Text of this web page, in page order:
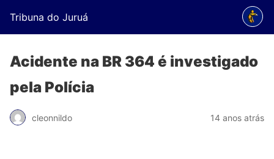
Tribuna do Juruá
Acidente na BR 364 é investigado
pela Polícia
cleonnildo 14 anos atrás